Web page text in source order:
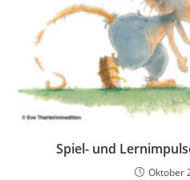
Spiel- und
Oktober